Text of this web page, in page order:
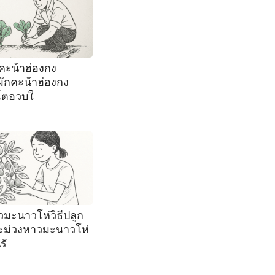
ะน้าฮ่องกง
คะน้าฮ่องกง
อวบใ
มะนาวโห่วิธีปลูก
วงหาวมะนาวโห่